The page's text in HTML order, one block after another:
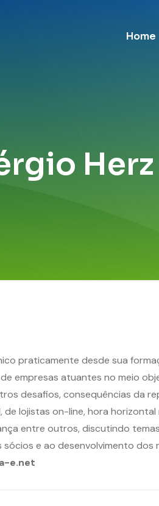
Home
Herz
praticamente desde sua
empresas atuantes no meio
desafios, consequências da
lojistas on-line, hora
entre outros, discutindo
e ao desenvolvimento dos
e.net